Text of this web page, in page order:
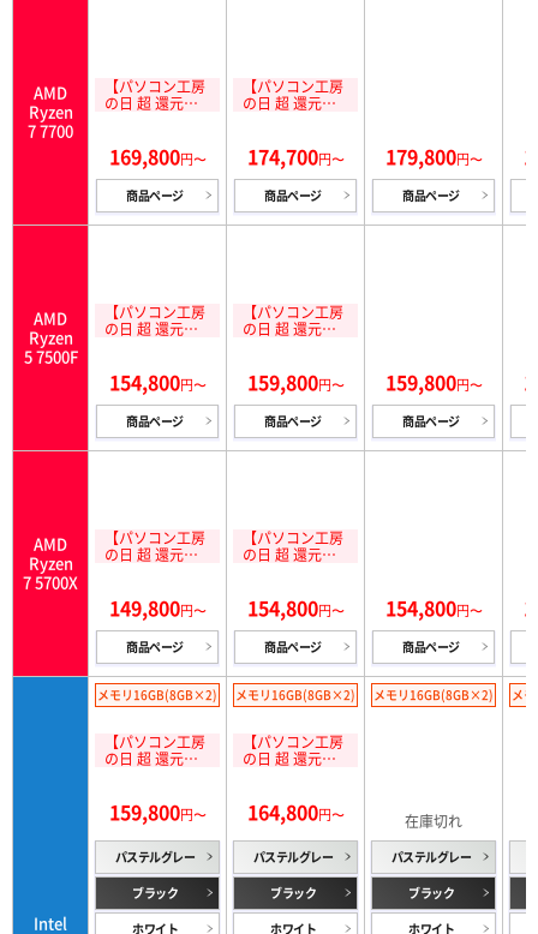
AMD
Ryzen
7 7700
【パソコン工房
の日 超 還元祭
1(火)10:59まで!
169,800円〜
商品ページ
【パソコン工房
の日 超 還元祭
1(火)10:59まで!
174,700円〜
商品ページ
179,800円〜
商品ページ
AMD
Ryzen
5 7500F
【パソコン工房
の日 超 還元祭
1(火)10:59まで!
154,800円〜
商品ページ
【パソコン工房
の日 超 還元祭
1(火)10:59まで!
159,800円〜
商品ページ
159,800円〜
商品ページ
AMD
Ryzen
7 5700X
【パソコン工房
の日 超 還元祭
1(火)10:59まで!
149,800円〜
商品ページ
【パソコン工房
の日 超 還元祭
1(火)10:59まで!
154,800円〜
商品ページ
154,800円〜
商品ページ
Intel
メモリ16GB(8GB×2)
【パソコン工房
の日 超 還元祭
1(火)10:59まで!
159,800円〜
パステルグレー
ブラック
ホワイト
メモリ16GB(8GB×2)
【パソコン工房
の日 超 還元祭
1(火)10:59まで!
164,800円〜
パステルグレー
ブラック
ホワイト
メモリ16GB(8GB×2)
169,800円〜
パステルグレー
ブラック
ホワイト
メ